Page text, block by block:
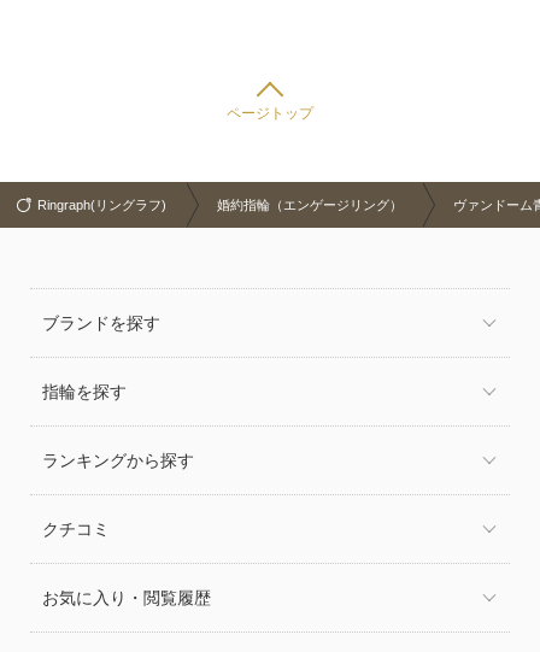
ページトップ
Ringraph(リングラフ) 婚約指輪（エンゲージリング） ヴァンドーム
ブランドを探す
指輪を探す
ランキングから探す
クチコミ
お気に入り・閲覧履歴